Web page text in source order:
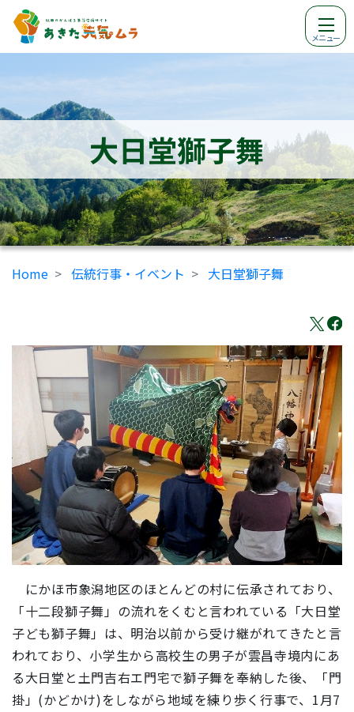
メニュー
大日堂獅子舞
Home 伝統行事・イベント 大日堂獅子舞
にかほ市象潟地区のほとんどの村に伝承されており、
「十二段獅子舞」の流れをくむと言われている「大日堂
子ども獅子舞」は、明治以前から受け継がれてきたと言
われており、小学生から高校生の男子が雲昌寺境内にあ
る大日堂と土門吉右エ門宅で獅子舞を奉納した後、「門
掛」(かどかけ)をしながら地域を練り歩く行事で、1月7